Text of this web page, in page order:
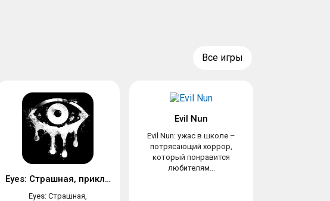
Все игры
Eyes: Страшная, приключенческая хоррор-игра
Eyes: Страшная,
Evil Nun
Evil Nun: ужас в школе –
потрясающий хоррор,
который понравится
любителям...